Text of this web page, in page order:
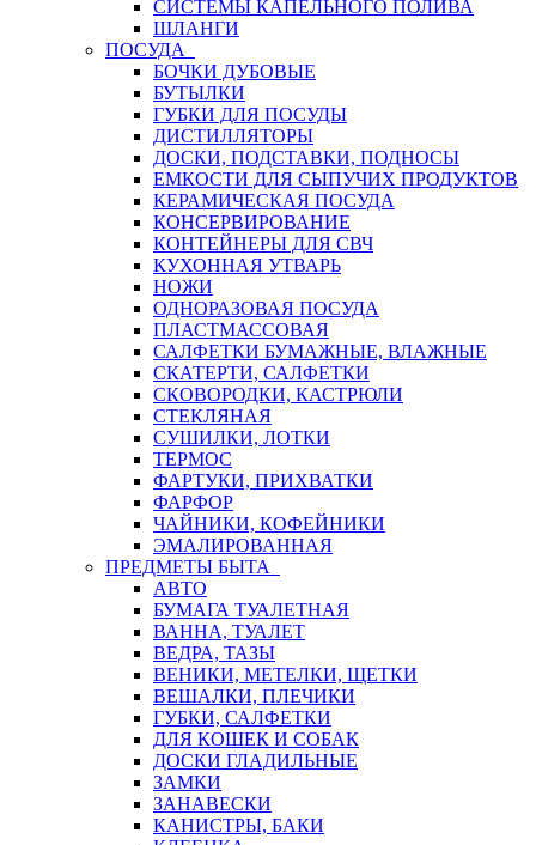
СИСТЕМЫ КАПЕЛЬНОГО ПОЛИВА
ШЛАНГИ
ПОСУДА
БОЧКИ ДУБОВЫЕ
БУТЫЛКИ
ГУБКИ ДЛЯ ПОСУДЫ
ДИСТИЛЛЯТОРЫ
ДОСКИ, ПОДСТАВКИ, ПОДНОСЫ
ЕМКОСТИ ДЛЯ СЫПУЧИХ ПРОДУКТОВ
КЕРАМИЧЕСКАЯ ПОСУДА
КОНСЕРВИРОВАНИЕ
КОНТЕЙНЕРЫ ДЛЯ СВЧ
КУХОННАЯ УТВАРЬ
НОЖИ
ОДНОРАЗОВАЯ ПОСУДА
ПЛАСТМАССОВАЯ
САЛФЕТКИ БУМАЖНЫЕ, ВЛАЖНЫЕ
СКАТЕРТИ, САЛФЕТКИ
СКОВОРОДКИ, КАСТРЮЛИ
СТЕКЛЯНАЯ
СУШИЛКИ, ЛОТКИ
ТЕРМОС
ФАРТУКИ, ПРИХВАТКИ
ФАРФОР
ЧАЙНИКИ, КОФЕЙНИКИ
ЭМАЛИРОВАННАЯ
ПРЕДМЕТЫ БЫТА
АВТО
БУМАГА ТУАЛЕТНАЯ
ВАННА, ТУАЛЕТ
ВЕДРА, ТАЗЫ
ВЕНИКИ, МЕТЕЛКИ, ЩЕТКИ
ВЕШАЛКИ, ПЛЕЧИКИ
ГУБКИ, САЛФЕТКИ
ДЛЯ КОШЕК И СОБАК
ДОСКИ ГЛАДИЛЬНЫЕ
ЗАМКИ
ЗАНАВЕСКИ
КАНИСТРЫ, БАКИ